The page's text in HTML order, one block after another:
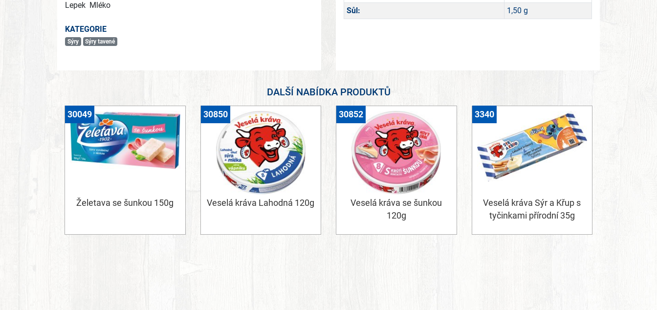
Lepek Mléko
KATEGORIE
Sýry Sýry tavené
Sůl:
1,50 g
DALŠÍ NABÍDKA PRODUKTŮ
Želetava se šunkou 150g
30049
Veselá kráva Lahodná 120g
30850
Veselá kráva se šunkou
120g
30852
Veselá kráva Sýr a Křup s
tyčinkami přírodní 35g
3340